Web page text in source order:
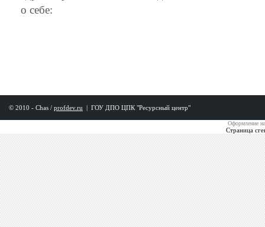
о себе:
© 2010 - Chas / profdev.ru | ГОУ ДПО ЦПК "Ресурсный центр"
Оформление
Страница